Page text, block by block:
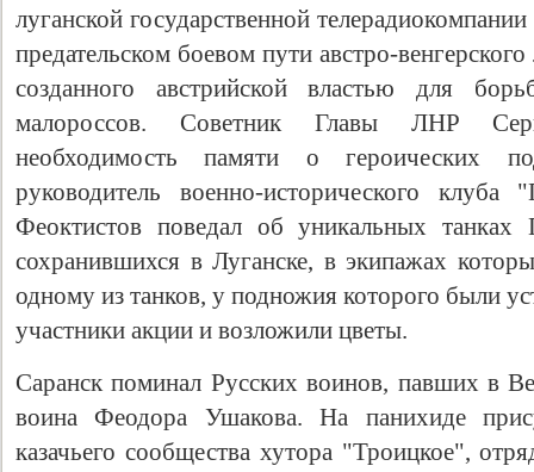
луганской государственной
предательском боевом пути австро-
созданного австрийской властью для
малороссов. Советник Главы ЛНР
необходимость памяти о героических
руководитель военно-исторического
Феоктистов поведал об уникальных
сохранившихся в Луганске, в экипажах
одному из танков, у подножия которого были
участники акции и возложили цветы.
Саранск поминал Русских воинов, павших в
воина Феодора Ушакова. На панихиде
казачьего сообщества хутора "Троицкое",